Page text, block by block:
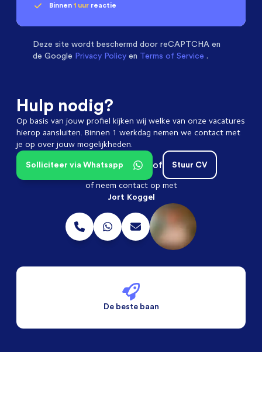
Binnen 1 uur reactie
met een 9.3
Deze site wordt beschermd door reCAPTCHA en
de Google Privacy Policy en Terms of Service .
Hulp nodig?
Op basis van jouw profiel kijken wij welke van onze vacatures
hierop aansluiten. Binnen 1 werkdag nemen we contact met
je op over jouw mogelijkheden.
Stuur CV
of
Solliciteer via Whatsapp
of neem contact op met
Jort Koggel
De beste baan